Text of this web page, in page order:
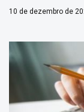
de Justiça (CCJ).
aprovado pela […]
10 de dezembro de